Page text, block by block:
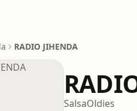
RADIO JIHENDA
SalsaOldies